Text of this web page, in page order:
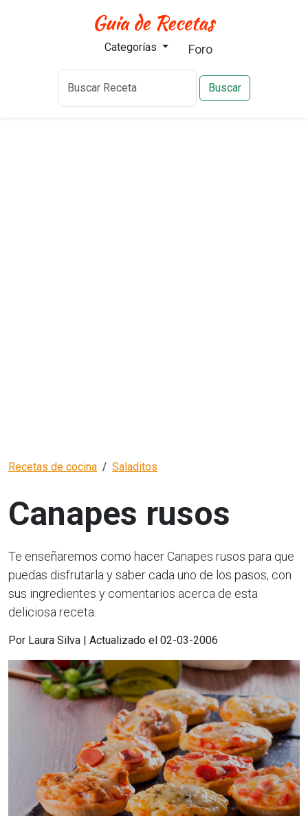
Categorías Foro
Buscar
Recetas de cocina Saladitos
Canapes rusos
Te enseñaremos como hacer Canapes rusos para que
puedas disfrutarla y saber cada uno de los pasos, con
sus ingredientes y comentarios acerca de esta
deliciosa receta.
Por Laura Silva | Actualizado el 02-03-2006